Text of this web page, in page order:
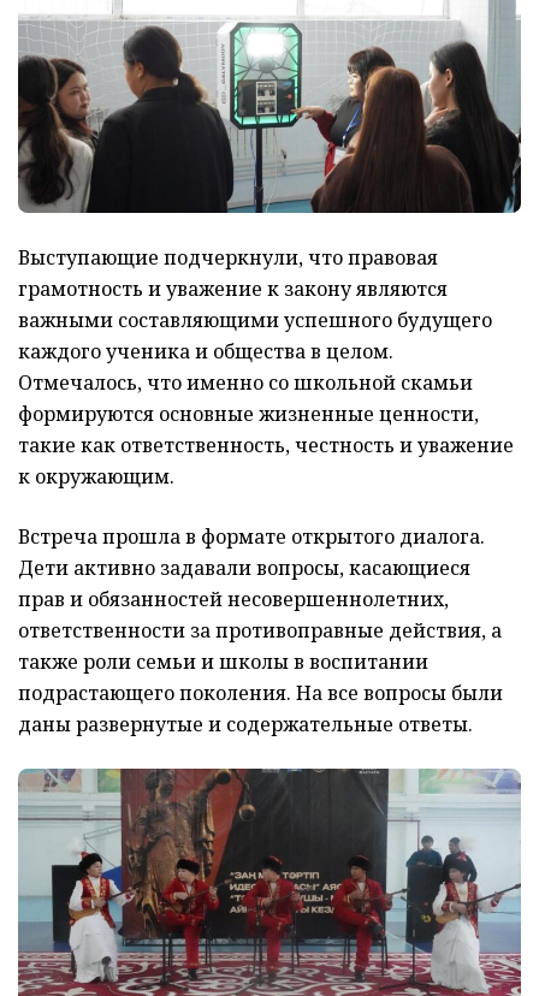
Выступающие подчеркнули, что правовая
грамотность и уважение к закону являются
важными составляющими успешного будущего
каждого ученика и общества в целом.
Отмечалось, что именно со школьной скамьи
формируются основные жизненные ценности,
такие как ответственность, честность и уважение
к окружающим.
Встреча прошла в формате открытого диалога.
Дети активно задавали вопросы, касающиеся
прав и обязанностей несовершеннолетних,
ответственности за противоправные действия, а
также роли семьи и школы в воспитании
подрастающего поколения. На все вопросы были
даны развернутые и содержательные ответы.